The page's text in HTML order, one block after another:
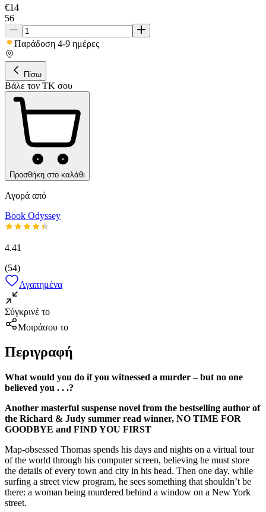
€14
56
Παράδοση 4-9 ημέρες
Πίσω
Βάλε τον ΤΚ σου
Προσθήκη στο καλάθι
Αγορά από
Book Odyssey
4.41
(54)
Αγαπημένα
Σύγκρινέ το
Μοιράσου το
Περιγραφή
What would you do if you witnessed a murder – but no one
believed you . . .?
Another masterful suspense novel from the bestselling author of
the Richard & Judy summer read winner, NO TIME FOR
GOODBYE and FIND YOU FIRST
Map-obsessed Thomas spends his days and nights on a virtual tour
of the world through his computer screen, believing he must store
the details of every town and city in his head. Then one day, while
surfing a street view program, he sees something that shouldn’t be
there: a woman being murdered behind a window on a New York
street.